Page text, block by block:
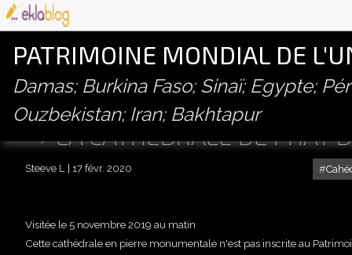
PATRIMOINE MONDIAL DE
Damas; Burkina Faso; Sinaï; Egypte;
Ouzbekistan; Iran; Bakhtapur
LA CATHÉDRALE DE PHAT
Steeve L 17 févr. 2020
Visitée le 5 novembre 2019 au matin
Cette cathédrale en pierre monumentale n'est pas inscrite au